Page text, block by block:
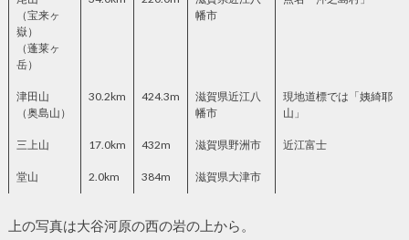
（宝来ヶ
嶽）
（蓬莱ヶ
岳）
幡市
津田山
（奥島山）
30.2km 424.3m
滋賀県近江八
幡市
現地道標では「姨綺耶
山」
三上山 17.0km 432m 滋賀県野洲市 近江富士
堂山 2.0km 384m 滋賀県大津市
上の写真は大谷河原の西の岩の上から。